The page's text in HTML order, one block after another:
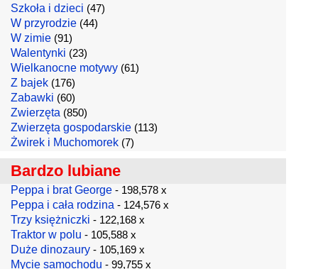
Szkoła i dzieci (47)
W przyrodzie (44)
W zimie (91)
Walentynki (23)
Wielkanocne motywy (61)
Z bajek (176)
Zabawki (60)
Zwierzęta (850)
Zwierzęta gospodarskie (113)
Żwirek i Muchomorek (7)
Bardzo lubiane
Peppa i brat George - 198,578 x
Peppa i cała rodzina - 124,576 x
Trzy księżniczki - 122,168 x
Traktor w polu - 105,588 x
Duże dinozaury - 105,169 x
Mycie samochodu - 99,755 x